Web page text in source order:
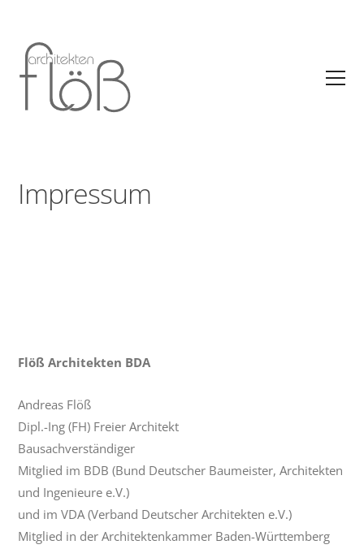
Impressum
Flöß Architekten BDA
Andreas Flöß
Dipl.-Ing (FH) Freier Architekt
Bausachverständiger
Mitglied im BDB (Bund Deutscher Baumeister, Architekten
und Ingenieure e.V.)
und im VDA (Verband Deutscher Architekten e.V.)
Mitglied in der Architektenkammer Baden-Württemberg